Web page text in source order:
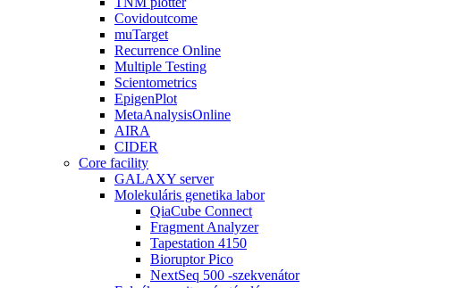
Covidoutcome
muTarget
Recurrence Online
Multiple Testing
Scientometrics
EpigenPlot
MetaAnalysisOnline
AIRA
CIDER
Core facility
GALAXY server
Molekuláris genetika labor
QiaCube Connect
Fragment Analyzer
Tapestation 4150
Bioruptor Pico
NextSeq 500 -szekvenátor